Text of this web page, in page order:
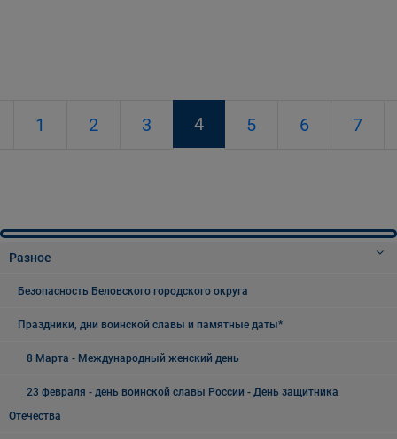
1 2 3 4 5 6 7
Разное
Безопасность Беловского городского округа
Праздники, дни воинской славы и памятные даты*
8 Марта - Международный женский день
23 февраля - день воинской славы России - День защитника
Отечества